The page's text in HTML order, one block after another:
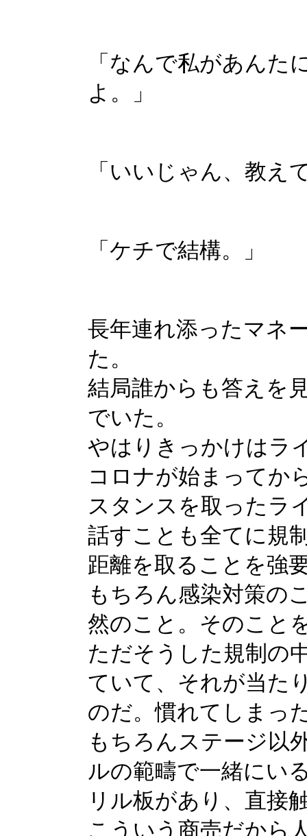
「なんで私があん
よ。」
「いいじゃん、教え
「ケチで結構。」
長年連れ添ったマネ
た。
結局誰からも答えを
でいた。
やはりきっかけはラ
コロナが始まってか
スタンスを取ったラ
話すことも全てに規
距離を取ることを強
もちろん感染対策の
然のこと。そのこと
ただそうした規制の
ていて、それが当た
のだ。慣れてしまっ
もちろんステージ以
ルの範疇で一緒にい
リル板があり、直接
こういう商売だから